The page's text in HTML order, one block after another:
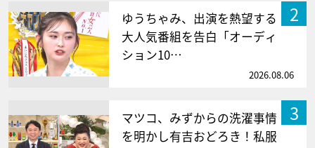
2
ゆうちゃみ、出演を熱望する
大人気番組を告白「オーディ
ション10…
2026.08.06
3
マツコ、みずからの洗濯事情
を明かし有吉おどろき！私服